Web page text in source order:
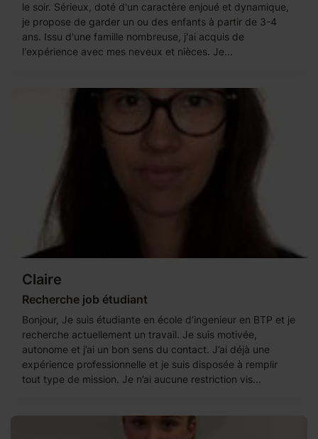
le soir. Sérieux, doté d'un caractère enjoué et dynamique,
je propose de garder un ou des enfants à partir de 3-4
ans. Issu d'une famille nombreuse, j'ai acquis de
l'expérience avec mes neveux et nièces. Je...
Claire
Recherche job étudiant
Bonjour, Je suis étudiante en école d’ingenieur en BTP et je
recherche actuellement un travail. Je suis motivée,
autonome et j’ai un bon sens du contact. J’ai déjà une
expérience professionnelle et je suis disposée à remplir
tout type de mission. Je n’ai aucune restriction vis...